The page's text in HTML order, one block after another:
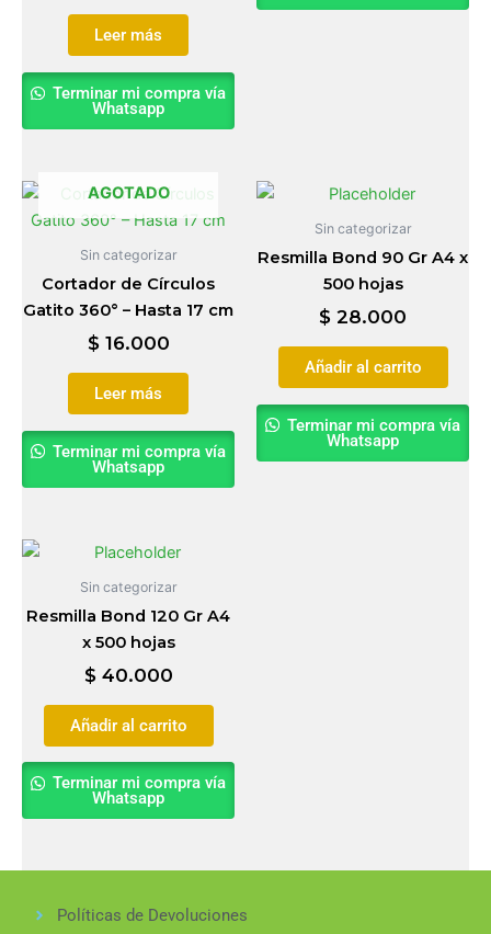
Leer más
Terminar mi compra vía
Whatsapp
AGOTADO
Sin categorizar
Cortador de Círculos
Gatito 360° – Hasta 17 cm
$16.000
Leer más
Terminar mi compra vía
Whatsapp
Sin categorizar
Resmilla Bond 90 Gr A4 x
500 hojas
$ 28.000
Añadir al carrito
Terminar mi compra vía
Whatsapp
Sin categorizar
Resmilla Bond 120 Gr A4
x 500 hojas
$40.000
Añadir al carrito
Terminar mi compra vía
Whatsapp
Políticas de Devoluciones